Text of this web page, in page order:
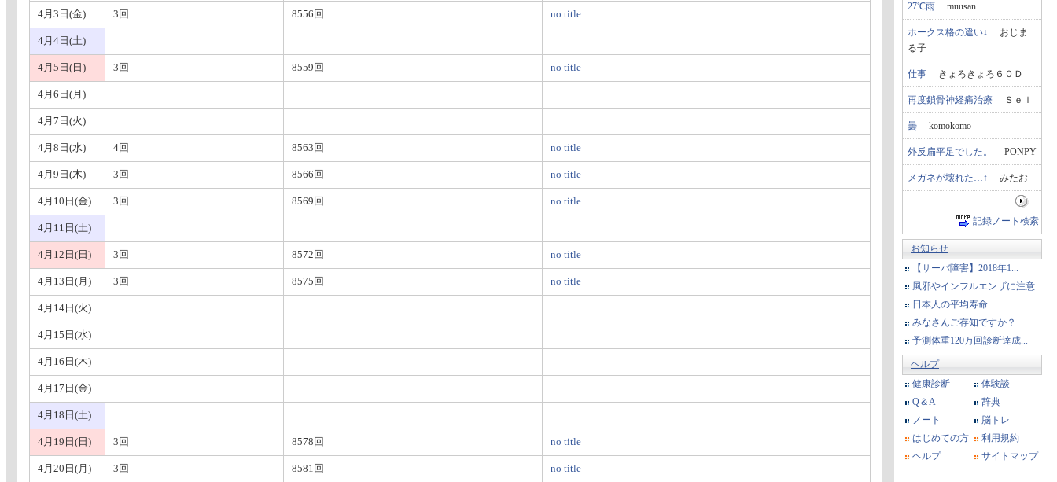
4月3日(金) 3回 8556回 no title
4月4日(土)
4月5日(日) 3回 8559回 no title
4月6日(月)
4月7日(火)
4月8日(水) 4回 8563回 no title
4月9日(木) 3回 8566回 no title
4月10日(金) 3回 8569回 no title
4月11日(土)
4月12日(日) 3回 8572回 no title
4月13日(月) 3回 8575回 no title
4月14日(火)
4月15日(水)
4月16日(木)
4月17日(金)
4月18日(土)
4月19日(日) 3回 8578回 no title
4月20日(月) 3回 8581回 no title
27℃雨 muusan
ホークス格の違い↓ おじま
る子
仕事 きょろきょろ６０Ｄ
再度鎖骨神経痛治療 Ｓｅｉ
曇 komokomo
外反扁平足でした。 PONPY
メガネが壊れた…↑ みたお
記録ノート検索
お知らせ
【サーバ障害】2018年1...
風邪やインフルエンザに注意...
日本人の平均寿命
みなさんご存知ですか？
予測体重120万回診断達成...
ヘルプ
健康診断
体験談
Q＆A
辞典
ノート
脳トレ
はじめての方
利用規約
ヘルプ
サイトマップ